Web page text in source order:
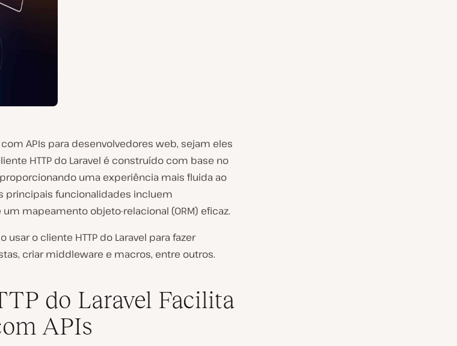
APIs para desenvolvedores web, sejam eles
HTTP do Laravel é construído com base no
proporcionando uma experiência mais fluida ao
principais funcionalidades incluem
mapeamento objeto-relacional (ORM) eficaz.
usar o cliente HTTP do Laravel para fazer
criar middleware e macros, entre outros.
do Laravel Facilita
APIs